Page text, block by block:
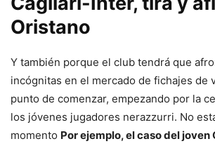
Oristano
Y también porque el club tendrá que
incógnitas en el mercado de fichajes de
punto de comenzar, empezando por la
los jóvenes jugadores nerazzurri. No
momento Por ejemplo, el caso del joven